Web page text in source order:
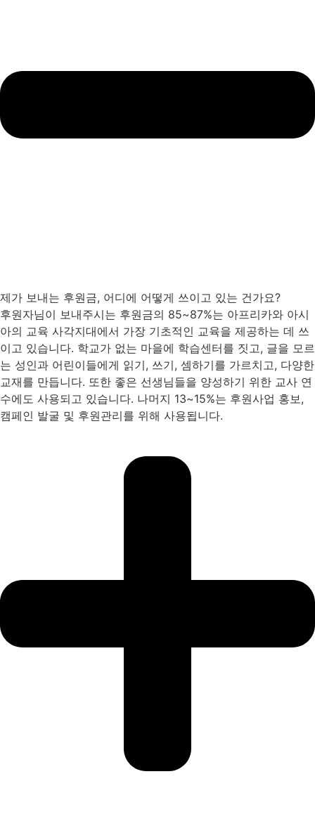
제가 보내는 후원금, 어디에 어떻게 쓰이고 있는 건가요?
후원자님이 보내주시는 후원금의 85~87%는 아프리카와 아시
아의 교육 사각지대에서 가장 기초적인 교육을 제공하는 데 쓰
이고 있습니다. 학교가 없는 마을에 학습센터를 짓고, 글을 모르
는 성인과 어린이들에게 읽기, 쓰기, 셈하기를 가르치고, 다양한
교재를 만듭니다. 또한 좋은 선생님들을 양성하기 위한 교사 연
수에도 사용되고 있습니다. 나머지 13~15%는 후원사업 홍보,
캠페인 발굴 및 후원관리를 위해 사용됩니다.